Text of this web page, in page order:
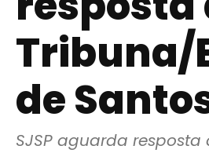
Tribuna/
de
SJSP aguarda resposta